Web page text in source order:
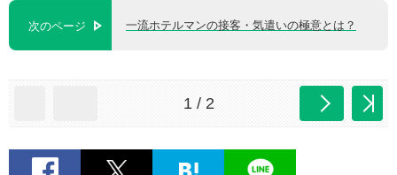
次のページ 一流ホテルマンの接客・気遣いの極意とは？
1 / 2